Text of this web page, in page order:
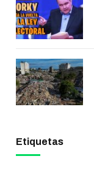
Etiquetas